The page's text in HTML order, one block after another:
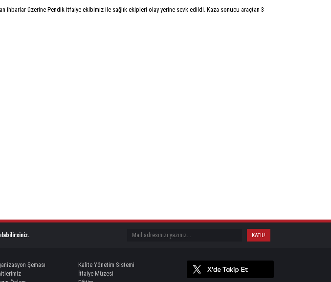
ihbarlar üzerine Pendik itfaiye ekibimiz ile sağlık ekipleri olay yerine sevk edildi. Kaza sonucu araçtan 3
Şeması
Kalite Yönetim Sistemi
İtfaiye Müzesi